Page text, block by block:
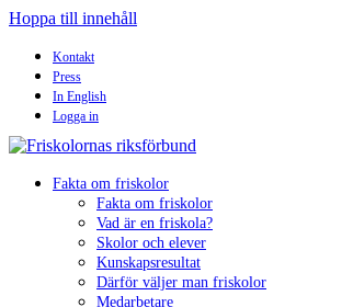
Hoppa till innehåll
Kontakt
Press
In English
Logga in
Fakta om friskolor
Fakta om friskolor
Vad är en friskola?
Skolor och elever
Kunskapsresultat
Därför väljer man friskolor
Medarbetare